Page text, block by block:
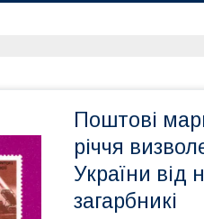
Поштові
річчя
України від
загарбникі